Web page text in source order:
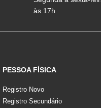
às 17h
PESSOA FÍSICA
Registro Novo
Registro Secundário